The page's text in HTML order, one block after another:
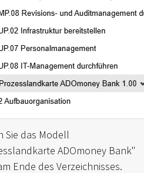
Sie das Modell
ADOmoney Bank"
Ende des Verzeichnisses.